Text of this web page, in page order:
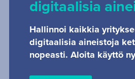
digitaalisia
Hallinnoi kaikkia
digitaalisia aineistoja
nopeasti. Aloita käyttö